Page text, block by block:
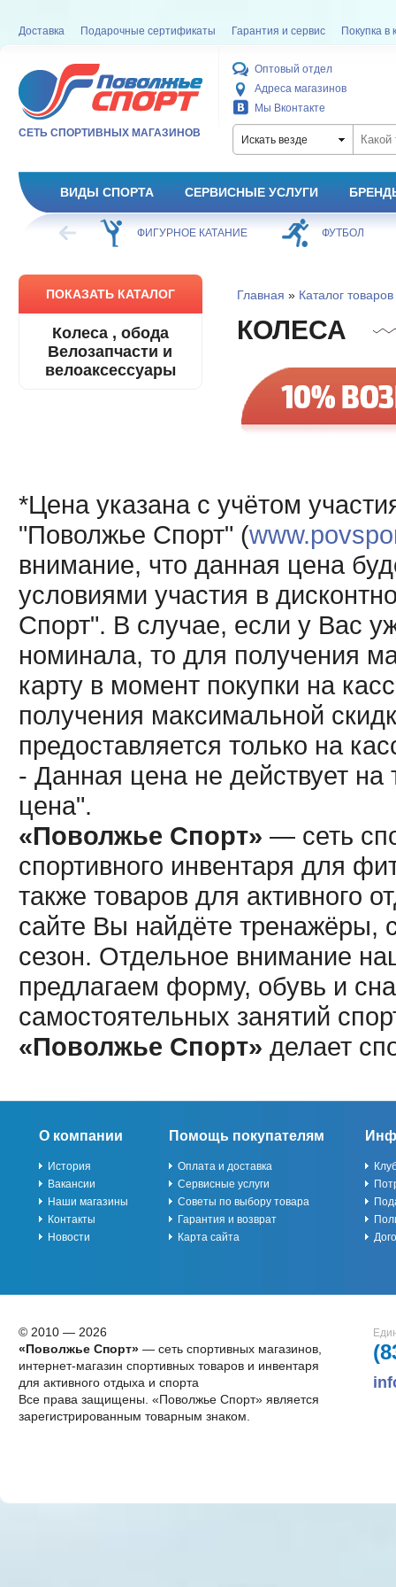
Доставка Подарочные сертификаты Гарантия и сервис Покупка в
СЕТЬ СПОРТИВНЫХ МАГАЗИНОВ
Оптовый отдел
Адреса магазинов
Мы Вконтакте
Искать везде
ВИДЫ СПОРТА СЕРВИСНЫЕ УСЛУГИ
ХОККЕЙ ФИГУРНОЕ КАТАНИЕ ФУТБОЛ
ПОКАЗАТЬ КАТАЛОГ
Колеса , обода
Велозапчасти и
велоаксессуары
Главная » Каталог товаров
КОЛЕСА
*Цена указана с учётом
"Поволжье Спорт" (
внимание, что данная цена
условиями участия в
Спорт". В случае, если у Вас
номинала, то для получения
карту в момент покупки на
получения максимальной
предоставляется только на
- Данная цена не действует
цена".
«Поволжье Спорт» — сеть
спортивного инвентаря для
также товаров для активного
сайте Вы найдёте тренажёры,
сезон. Отдельное внимание
предлагаем форму, обувь и
самостоятельных занятий
«Поволжье Спорт» делает
О компании
История
Вакансии
Наши магазины
Контакты
Новости
Помощь покупателям
Оплата и доставка
Сервисные услуги
Советы по выбору товара
Гарантия и возврат
Карта сайта
© 2010 — 2026
«Поволжье Спорт»— сеть спортивных магазинов,
интернет-магазин спортивных товаров и инвентаря
для активного отдыха и спорта
Все права защищены. «Поволжье Спорт» является
зарегистрированным товарным знаком.